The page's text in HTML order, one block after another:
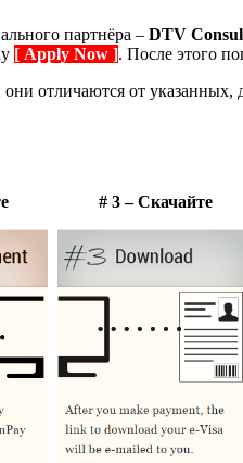
партнёра – DTV
[ Apply Now ]. После этого
отличаются от
# 3 – Скачайте